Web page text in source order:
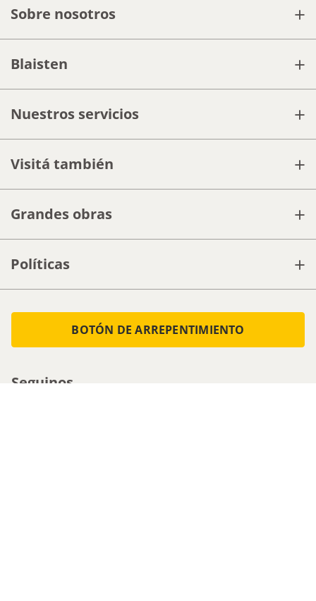
Sobre nosotros +
Blaisten +
Nuestros servicios +
Visitá también +
Grandes obras +
Políticas +
BOTÓN DE ARREPENTIMIENTO
Seguinos